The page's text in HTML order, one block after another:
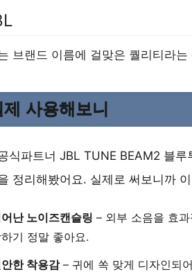
브랜드 이름에 걸맞은 퀄리티라
제 사용해보니
식파트너 JBL TUNE BEAM2 블
정리해봤어요. 실제로 써보니까
난 노이즈캔슬링 – 외부 소음을 효
기 정말 좋아요.
한 착용감– 귀에 쏙 맞게 디자인되